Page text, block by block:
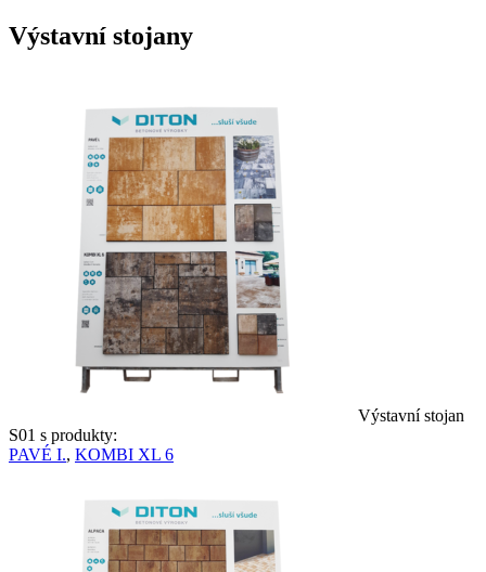
Výstavní stojany
Výstavní stojan
S01 s produkty:
PAVÉ I., KOMBI XL 6